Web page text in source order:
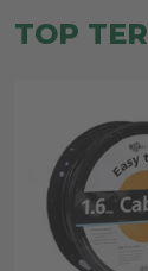
TOP